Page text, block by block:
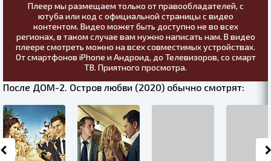
Плеер мы размещаем только от правообладателей, с
ютуба или код с официальной страницы с видео
контентом. Видео может быть доступно не во всех
регионах, в таком случае вам нужно написать нам. В видео
плеере смотреть можно на всех совместимых устройствах.
От смартфонов iPhone и Андроид, до Телевизоров, со смарт
ТВ. Приятного просмотра.
После ДОМ-2. Остров любви (2020) обычно смотрят: